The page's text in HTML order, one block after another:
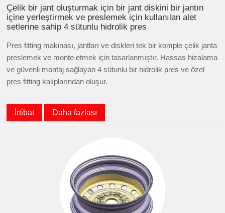
Çelik bir jant oluşturmak için bir jant diskini bir jantın
içine yerleştirmek ve preslemek için kullanılan alet
setlerine sahip 4 sütunlu hidrolik pres
Pres fitting makinası, jantları ve diskleri tek bir komple çelik janta
preslemek ve monte etmek için tasarlanmıştır. Hassas hizalama
ve güvenli montaj sağlayan 4 sütunlu bir hidrolik pres ve özel
pres fitting kalıplarından oluşur.
İrtibat Daha fazlası